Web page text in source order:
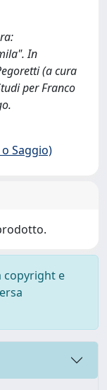
In
(a cura
per Franco
Saggio)
copyright e